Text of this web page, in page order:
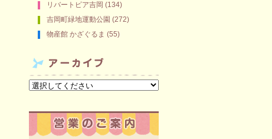
リバートピア吉岡 (134)
吉岡町緑地運動公園 (272)
物産館 かざぐるま (55)